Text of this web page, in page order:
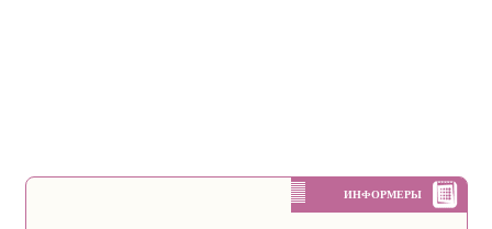
ИНФОРМЕРЫ